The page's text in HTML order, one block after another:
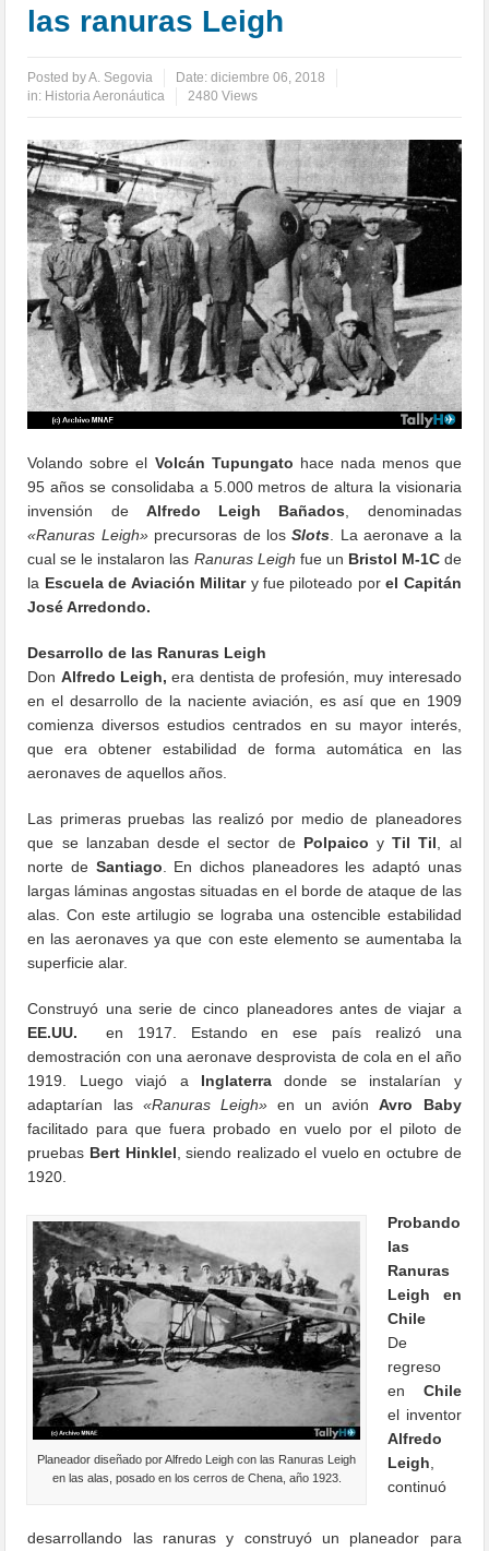
las ranuras Leigh
Posted byA. Segovia Date:diciembre 06, 2018
in: Historia Aeronáutica 2480 Views
Volando sobre el Volcán Tupungato hace nada menos que
95 años se consolidaba a 5.000 metros de altura la visionaria
invensión de Alfredo Leigh Bañados , denominadas
«Ranuras Leigh»precursoras de losSlots . La aeronave a la
cual se le instalaron las Ranuras Leigh fue un Bristol M-1Cde
la Escuela de Aviación Military fue piloteado porel Capitán
José Arredondo.
Desarrollo de las Ranuras Leigh
Don Alfredo Leigh, era dentista de profesión, muy interesado
en el desarrollo de la naciente aviación, es así que en 1909
comienza diversos estudios centrados en su mayor interés,
que era obtener estabilidad de forma automática en las
aeronaves de aquellos años.
Las primeras pruebas las realizó por medio de planeadores
que se lanzaban desde el sector de Polpaico yTil Til , al
norte de Santiago . En dichos planeadores les adaptó unas
largas láminas angostas situadas en el borde de ataque de las
alas. Con este artilugio se lograba una ostencible estabilidad
en las aeronaves ya que con este elemento se aumentaba la
superficie alar.
Construyó una serie de cinco planeadores antes de viajar a
EE.UU. en 1917. Estando en ese país realizó una
demostración con una aeronave desprovista de cola en el año
1919. Luego viajó a Inglaterra donde se instalarían y
adaptarían las «Ranuras Leigh»en un aviónAvro Baby
facilitado para que fuera probado en vuelo por el piloto de
pruebas Bert Hinklel , siendo realizado el vuelo en octubre de
1920.
Planeador diseñado por Alfredo Leigh con las Ranuras Leigh
en las alas, posado en los cerros de Chena, año 1923.
Probando
las
Ranuras
Leigh en
Chile
De
regreso
en Chile
el inventor
Alfredo
Leigh
continuó
desarrollando las ranuras y construyó un planeador para